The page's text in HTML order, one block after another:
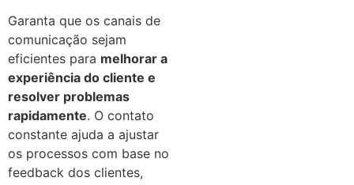
Garanta que os canais de
comunicação sejam
eficientes para melhorar a
experiência do cliente e
resolver problemas
rapidamente. O contato
constante ajuda a ajustar
os processos com base no
feedback dos clientes,